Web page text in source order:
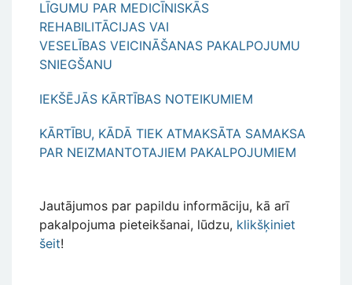
LĪGUMU PAR MEDICĪNISKĀS
REHABILITĀCIJAS VAI
VESELĪBAS VEICINĀŠANAS PAKALPOJUMU
SNIEGŠANU
IEKŠĒJĀS KĀRTĪBAS NOTEIKUMIEM
KĀRTĪBU, KĀDĀ TIEK ATMAKSĀTA SAMAKSA
PAR NEIZMANTOTAJIEM PAKALPOJUMIEM
Jautājumos par papildu informāciju, kā arī
pakalpojuma pieteikšanai, lūdzu, klikšķiniet
šeit!